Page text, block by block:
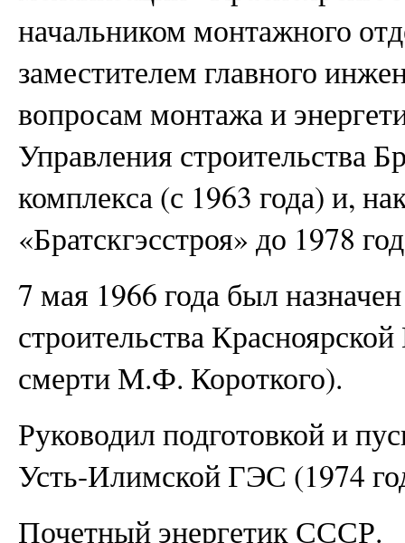
начальником монтажного
заместителем главного
вопросам монтажа и
Управления строительства
комплекса (с 1963 года) и,
«Братскгэсстроя» до 1978
7 мая 1966 года был
строительства
смерти М.Ф. Короткого).
Руководил подготовкой и
Усть-Илимской ГЭС (1974
Почетный энергетик СССР.